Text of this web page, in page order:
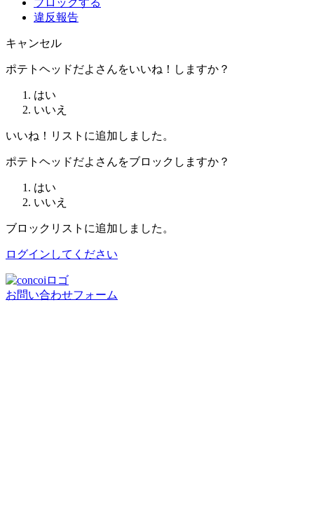
ブロックする
違反報告
キャンセル
ポテトヘッドだよさんをいいね！しますか？
はい
いいえ
いいね！リストに追加しました。
ポテトヘッドだよさんをブロックしますか？
はい
いいえ
ブロックリストに追加しました。
ログインしてください
お問い合わせフォーム